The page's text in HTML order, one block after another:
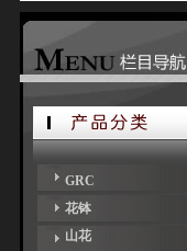
GRC
花钵
山花